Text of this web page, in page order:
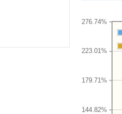
144.82%
179.71%
223.01%
276.74%